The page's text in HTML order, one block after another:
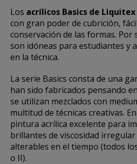
Los acrílicos Basics de Liquitex
con gran poder de cubrición,
conservación de las formas. Por
son idóneas para estudiantes y
en la técnica.
La serie Basics consta de una
han sido fabricados pensando
se utilizan mezclados con
multitud de técnicas creativas.
pintura acrílica excelente para
brillantes de viscosidad
alterables en el tiempo (todos
o II).